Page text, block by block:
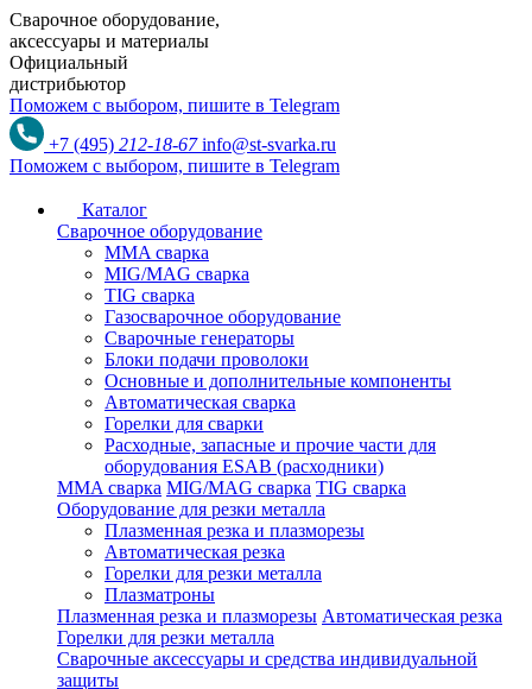
Сварочное оборудование,
аксессуары и материалы
Официальный
дистрибьютор
Поможем с выбором, пишите в Telegram
+7 (495) 212-18-67 info@st-svarka.ru
Поможем с выбором, пишите в Telegram
Каталог
Сварочное оборудование
MMA сварка
MIG/MAG сварка
TIG сварка
Газосварочное оборудование
Сварочные генераторы
Блоки подачи проволоки
Основные и дополнительные компоненты
Автоматическая сварка
Горелки для сварки
Расходные, запасные и прочие части для
оборудования ESAB (расходники)
MMA сварка MIG/MAG сварка TIG сварка
Оборудование для резки металла
Плазменная резка и плазморезы
Автоматическая резка
Горелки для резки металла
Плазматроны
Плазменная резка и плазморезы Автоматическая резка
Горелки для резки металла
Сварочные аксессуары и средства индивидуальной
защиты